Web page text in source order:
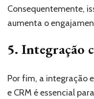
Consequentemente,
aumenta o
5. Integração
Por fim, a integração
e CRM é essencial